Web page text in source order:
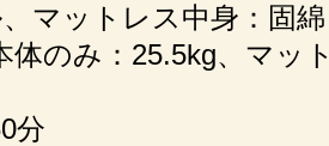
マットレス中身：固綿
体のみ：25.5kg、マッ
分